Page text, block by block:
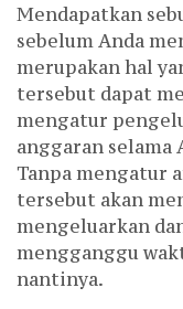
Mendapatkan
sebelum Anda
merupakan hal
tersebut dapat
mengatur
anggaran selama
Tanpa mengatur
tersebut akan
mengeluarkan
mengganggu
nantinya.